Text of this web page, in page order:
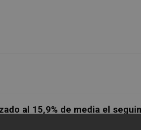
al 15,9% de media el
españoles hasta las